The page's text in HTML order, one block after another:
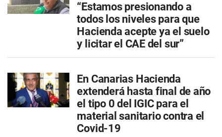
“Estamos presionando a
todos los niveles para que
Hacienda acepte ya el suelo
y licitar el CAE del sur”
En Canarias Hacienda
extenderá hasta final de año
el tipo 0 del IGIC para el
material sanitario contra el
Covid-19